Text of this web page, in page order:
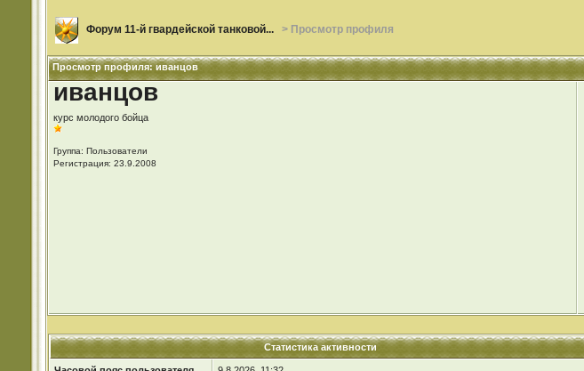
Форум 11-й гвардейской танковой... > Просмотр профиля
Просмотр профиля: иванцов
иванцов
курс молодого бойца
Группа: Пользователи
Регистрация: 23.9.2008
Статистика активности